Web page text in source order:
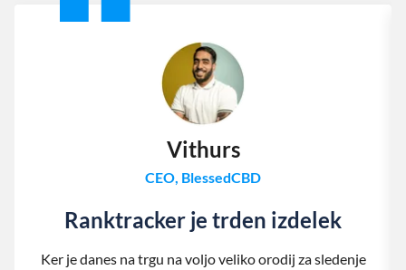
Vithurs
CEO, BlessedCBD
Ranktracker je trden izdelek
Ker je danes na trgu na voljo veliko orodij za sledenje